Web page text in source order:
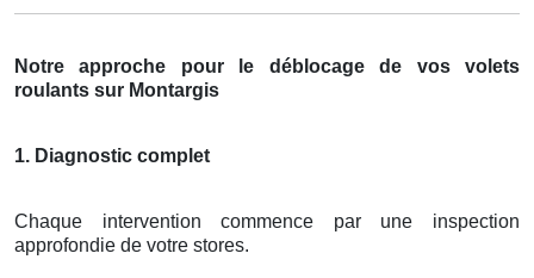
Notre approche pour le déblocage de vos volets
roulants sur Montargis
1. Diagnostic complet
Chaque intervention commence par une inspection
approfondie de votre stores.